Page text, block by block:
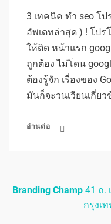
3 เทคนิค ทำ seo โ
อัพเดทล่าสุด ) ! โปร
ให้ติด หน้าแรก
ถูกต้อง ไม่โดน
ต้องรู้จัก เรื่องของ
มันก็จะวนเวียนเกี่ย
อ่านต่อ
Branding Champ 41 ถ.
กรุงเ